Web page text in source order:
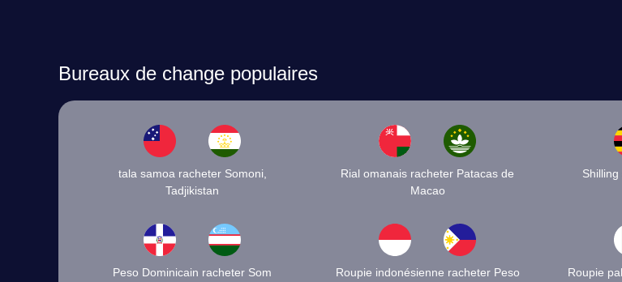
Bureaux de change populaires
tala samoa racheter Somoni,
Tadjikistan
Rial omanais racheter Patacas de
Macao
Peso Dominicain racheter Som
Roupie indonésienne racheter Peso
Roupie